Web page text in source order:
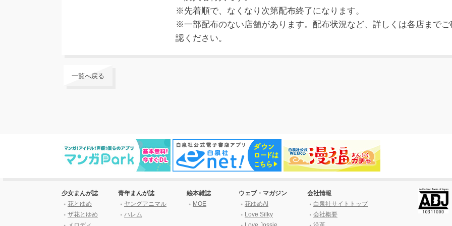
※先着順で、なくなり次第配布終了になります。
※一部配布のない店舗があります。配布状況など、詳しくは各店までご
認ください。
一覧へ戻る
少女まんが誌
花とゆめ
ザ花とゆめ
青年まんが誌
ヤングアニマル
ハレム
絵本雑誌
MOE
ウェブ・マガジン
花ゆめAi
Love Silky
会社情報
白泉社サイトトップ
会社概要